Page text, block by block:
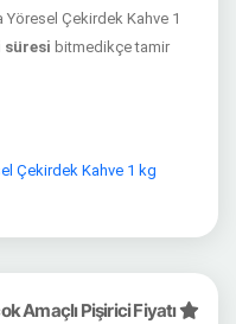
Yöresel Çekirdek Kahve 1
bitmedikçe tamir
Çekirdek Kahve 1 kg
Amaçlı Pişirici Fiyatı